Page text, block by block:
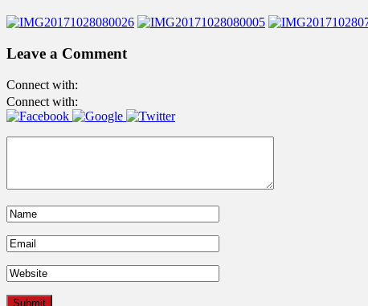
Leave a Comment
Connect with:
Connect with: